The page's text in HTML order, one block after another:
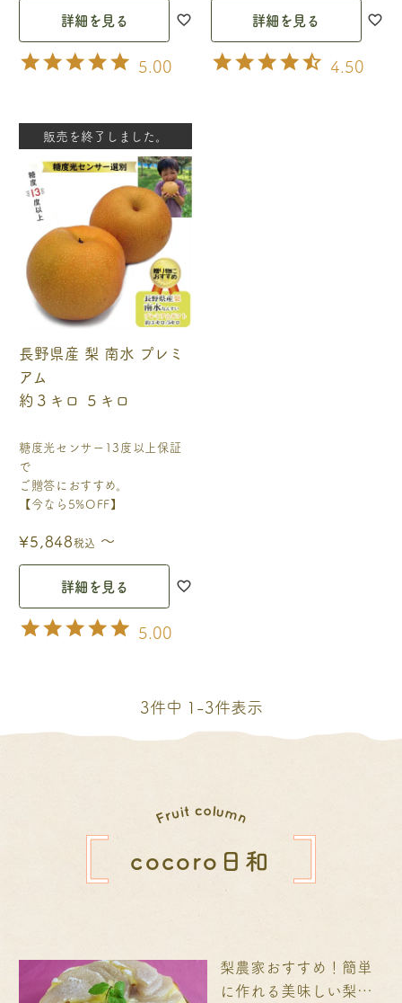
詳細を見る
5.00
詳細を見る
4.50
糖度光センサー13度以上保証
で
ご贈答におすすめ。
【今なら5%OFF】
長野県産 梨 南水 プレミ
アム
約３キロ ５キロ
¥5,848税込 〜
販売を終了しました。
詳細を見る
5.00
3件中 1-3件表示
cocoro日和
梨農家おすすめ！簡単
に作れる美味しい梨ス